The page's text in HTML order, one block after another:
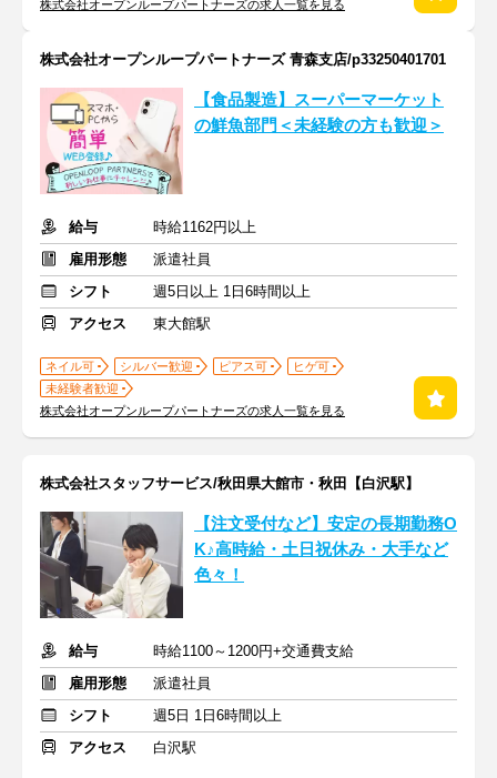
株式会社オープンループパートナーズの求人一覧を見る
株式会社オープンループパートナーズ 青森支店/p33250401701
【食品製造】スーパーマーケット
の鮮魚部門＜未経験の方も歓迎＞
給与
時給1162円以上
雇用形態
派遣社員
シフト
週5日以上 1日6時間以上
アクセス
東大館駅
ネイル可 シルバー歓迎 ピアス可
ヒゲ可
未経験者歓迎
株式会社オープンループパートナーズの求人一覧を見る
株式会社スタッフサービス/秋田県大館市・秋田【白沢駅】
【注文受付など】安定の長期勤務O
K♪高時給・土日祝休み・大手など
色々！
給与
時給1100～1200円+交通費支給
雇用形態
派遣社員
シフト
週5日 1日6時間以上
アクセス
白沢駅